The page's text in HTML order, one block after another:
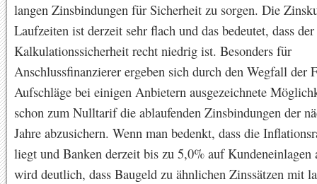
langen Zinsbindungen für Sicherheit zu sorgen. Die
Laufzeiten ist derzeit sehr flach und das bedeutet, dass
Kalkulationssicherheit recht niedrig ist. Besonders für
Anschlussfinanzierer ergeben sich durch den Wegfall der
Aufschläge bei einigen Anbietern ausgezeichnete
schon zum Nulltarif die ablaufenden Zinsbindungen der
Jahre abzusichern. Wenn man bedenkt, dass die
liegt und Banken derzeit bis zu 5,0% auf Kundeneinlagen
wird deutlich, dass Baugeld zu ähnlichen Zinssätzen mit